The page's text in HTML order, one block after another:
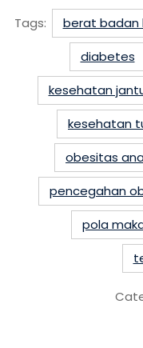
Tags: berat badan
diabetes
kesehatan
kesehatan
obesitas
pencegahan
pola